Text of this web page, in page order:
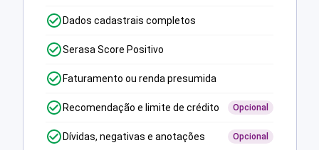
Dados cadastrais completos
Serasa Score Positivo
Faturamento ou renda presumida
Recomendação e limite de crédito Opcional
Dívidas, negativas e anotações Opcional